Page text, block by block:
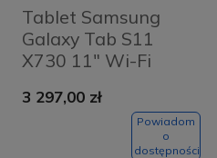
Tablet Samsung
Galaxy Tab S11
X730 11" Wi-Fi
Silver
3 297,00 zł
Powiadom
o
dostępności